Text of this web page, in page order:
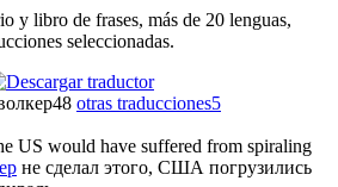
y libro de frases, más de 20 lenguas,
seleccionadas.
48 otras traducciones5
US would have suffered from spiraling
не сделал этого, США погрузились